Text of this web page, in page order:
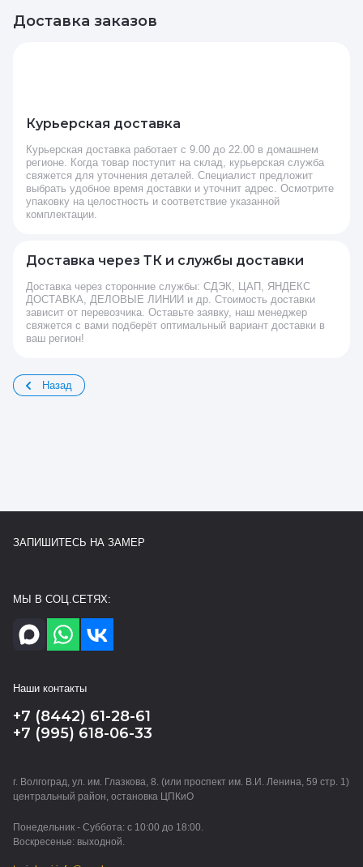
Доставка заказов
Курьерская доставка
Курьерская доставка работает с 9.00 до 22.00 в домашнем
регионе. Когда товар поступит на склад, курьерская служба
свяжется для уточнения деталей. Специалист предложит
выбрать удобное время доставки и уточнит адрес. Осмотрите
упаковку на целостность и соответствие указанной
комплектации.
Доставка через ТК и службы доставки
Доставка через сторонние службы: СДЭК, ЦАП, ЯНДЕКС
ДОСТАВКА, ДЕЛОВЫЕ ЛИНИИ и др. Стоимость доставки
зависит от перевозчика. Оставьте заявку, наш менеджер
свяжется с вами подберёт оптимальный вариант доставки в
ваш регион!
Назад
ЗАПИШИТЕСЬ НА ЗАМЕР
МЫ В СОЦ.СЕТЯХ:
Наши контакты
+7 (8442) 61-28-61
+7 (995) 618-06-33
г. Волгоград, ул. им. Глазкова, 8. (или проспект им. В.И. Ленина, 59 стр. 1)
центральный район, остановка ЦПКиО
Понедельник - Суббота: с 10:00 до 18:00.
Воскресенье: выходной.